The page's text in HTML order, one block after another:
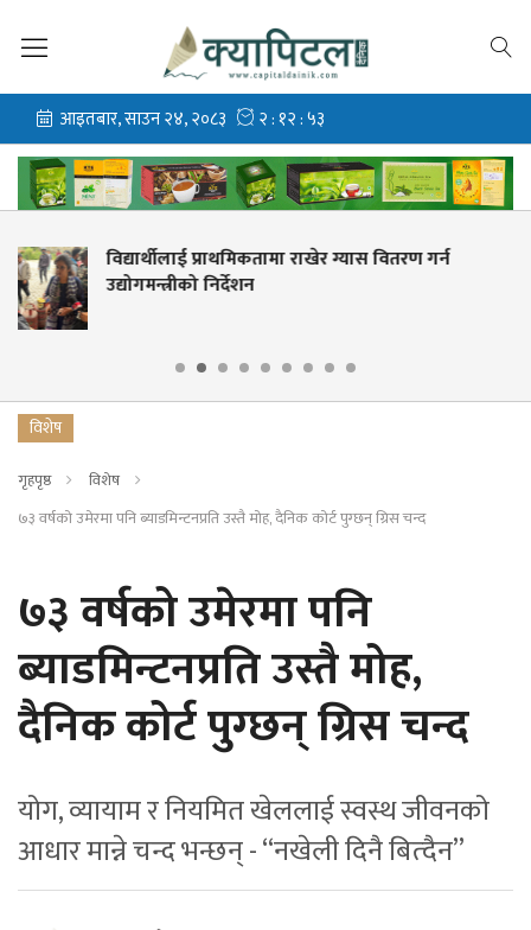
वितरण गर्न
नेपालले न्युजिल्यान्ड ‘ए’सँग
विशेष
गृहपृष्ठ
विशेष
७३ वर्षको उमेरमा पनि ब्याडमिन्टनप्रति उस्तै मोह, दैनिक कोर्ट पुग्छन् ग्रिस चन्द
७३ वर्षको उमेरमा पनि
ब्याडमिन्टनप्रति उस्तै मोह,
दैनिक कोर्ट पुग्छन् ग्रिस चन्द
योग, व्यायाम र नियमित खेललाई स्वस्थ जीवनको
आधार मान्ने चन्द भन्छन् - “नखेली दिनै बित्दैन”